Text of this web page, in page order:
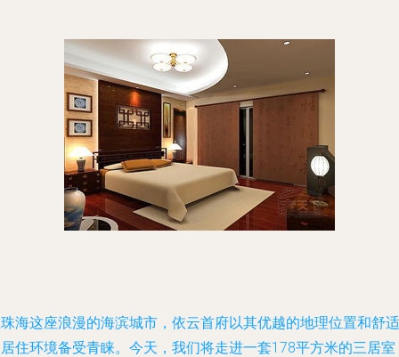
海这座浪漫的海滨城市，依云首府以其优越的地理位置和舒适
住环境备受青睐。今天，我们将走进一套178平方米的三居室